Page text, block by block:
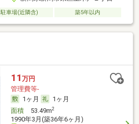
駐車場(近隣含) 築5年以内
11 万円
管理費等-
1ヶ月
1ヶ月
面積53.49m2
1990年3月(築36年6ヶ月)